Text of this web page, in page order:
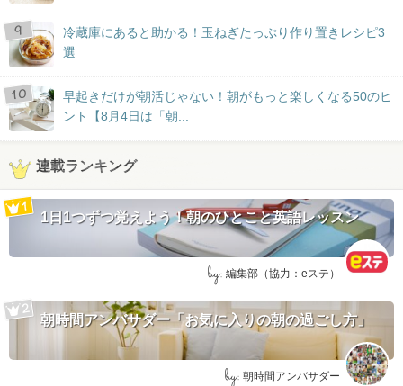
冷蔵庫にあると助かる！玉ねぎたっぷり作り置きレシピ3
選
早起きだけが朝活じゃない！朝がもっと楽しくなる50のヒ
ント【8月4日は「朝...
連載ランキング
1日1つずつ覚えよう！朝のひとこと英語レッスン
by: 編集部（協力：eステ）
朝時間アンバサダー「お気に入りの朝の過ごし方」
by: 朝時間アンバサダー